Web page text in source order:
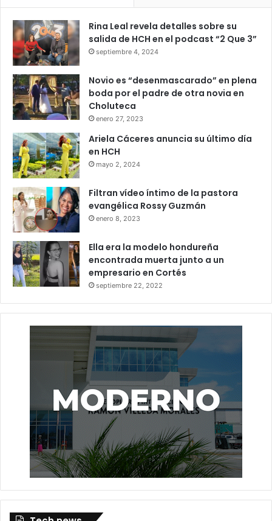
Rina Leal revela detalles sobre su
salida de HCH en el podcast “2 Que 3”
septiembre 4, 2024
Novio es “desenmascarado” en plena
boda por el padre de otra novia en
Choluteca
enero 27, 2023
Ariela Cáceres anuncia su último día
en HCH
mayo 2, 2024
Filtran vídeo íntimo de la pastora
evangélica Rossy Guzmán
enero 8, 2023
Ella era la modelo hondureña
encontrada muerta junto a un
empresario en Cortés
septiembre 22, 2022